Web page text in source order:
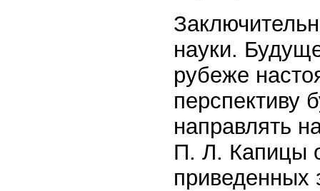
науки.
рубеже
перспективу
направлять
П. Л. Капицы
приведенных